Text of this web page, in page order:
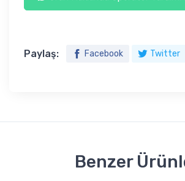
Paylaş: Facebook Twitter
Benzer